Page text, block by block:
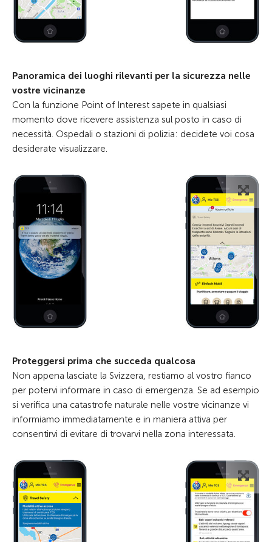
Panoramica dei luoghi rilevanti per la sicurezza nelle
vostre vicinanze
Con la funzione Point of Interest sapete in qualsiasi
momento dove ricevere assistenza sul posto in caso di
necessità. Ospedali o stazioni di polizia: decidete voi cosa
desiderate visualizzare.
Proteggersi prima che succeda qualcosa
Non appena lasciate la Svizzera, restiamo al vostro fianco
per potervi informare in caso di emergenza. Se ad esempio
si verifica una catastrofe naturale nelle vostre vicinanze vi
informiamo immediatamente e in maniera attiva per
consentirvi di evitare di trovarvi nella zona interessata.